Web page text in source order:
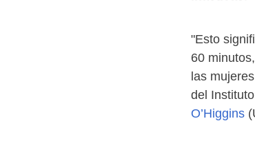
"Esto
60
las
del
O’Higgins